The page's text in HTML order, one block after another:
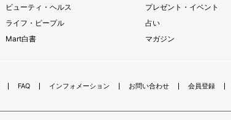
ビューティ・ヘルス
ライフ・ピープル
Mart白書
プレゼント・イベント
占い
マガジン
FAQ インフォメーション お問い合わせ 会員登録